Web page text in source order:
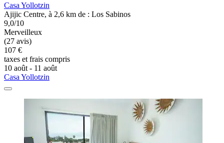
Casa Yollotzin
Ajijic Centre, à 2,6 km de : Los Sabinos
9,0/10
Merveilleux
(27 avis)
107 €
taxes et frais compris
10 août - 11 août
Casa Yollotzin